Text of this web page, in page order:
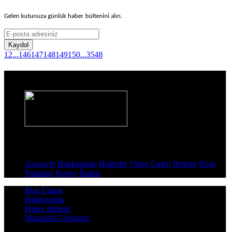
Gelen kutunuza günlük haber bültenini alın.
Kaydol
1 2...146147148149150...3548
Anasayfa Hakkımızda Haberler Video Galeri İletişim Köşe
Yazarları Künye İlanlar
Bize Ulaşın
Hakkımızda
Haber Bülteni
Masaüstü Görünüm